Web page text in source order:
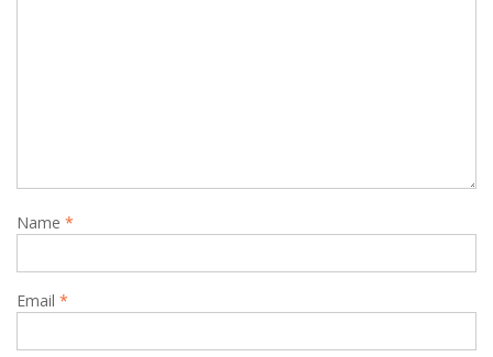
Name *
Email *